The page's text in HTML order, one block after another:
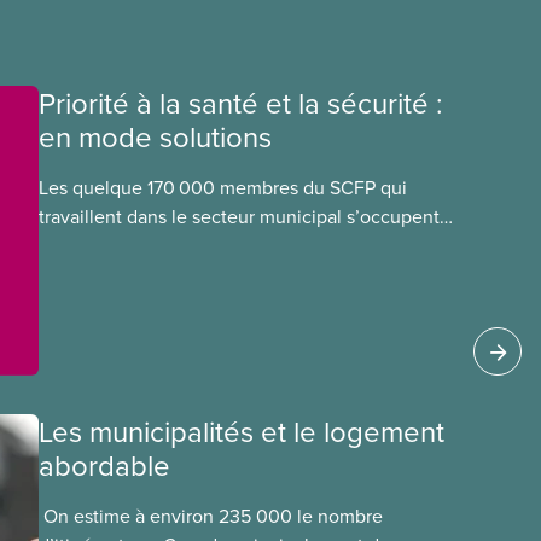
Priorité à la santé et la sécurité :
en mode solutions
Les quelque 170 000 membres du SCFP qui
travaillent dans le secteur municipal s’occupent
Les municipalités et le logement
abordable
​ On estime à environ 235 000 le nombre